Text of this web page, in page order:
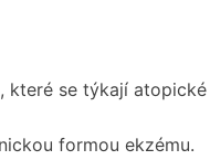
které se týkají atopické
formou ekzému.